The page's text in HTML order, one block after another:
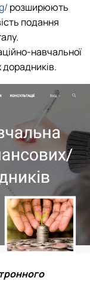
розширюють
подання
навчальної